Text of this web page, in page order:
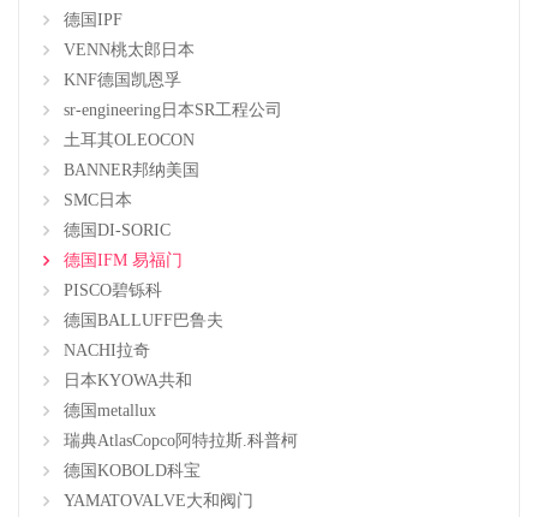
德国IPF
VENN桃太郎日本
KNF德国凯恩孚
sr-engineering日本SR工程公司
土耳其OLEOCON
BANNER邦纳美国
SMC日本
德国DI-SORIC
德国IFM 易福门
PISCO碧铄科
德国BALLUFF巴鲁夫
NACHI拉奇
日本KYOWA共和
德国metallux
瑞典AtlasCopco阿特拉斯.科普柯
德国KOBOLD科宝
YAMATOVALVE大和阀门